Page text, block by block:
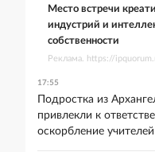
Место встречи
индустрий и
собственности
Реклама. https://
17:55
Подростка из
привлекли к
оскорбление учителей